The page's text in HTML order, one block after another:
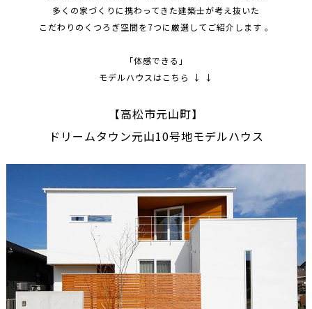
多くの家づくりに携わってきた建築士が考え抜いた
こだわりのくつろぎ空間を7つに厳選してご紹介します 。
「体感できる」
モデルハウスはこちら ↓ ↓
【高松市元山町】
ドリームタウン元山10号地モデルハウス